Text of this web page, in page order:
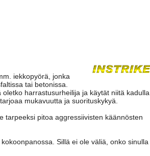
iekkopyörä, jonka
tai betonissa.
harrastusurheilija ja käytät niitä kadulla
mukavuutta ja suorituskykyä.
tarpeeksi pitoa aggressiivisten käännösten
Sillä ei ole väliä, onko sinulla